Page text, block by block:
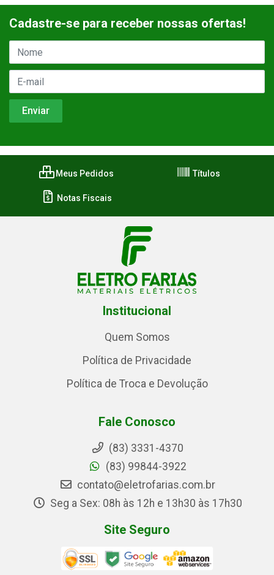
Cadastre-se para receber nossas ofertas!
Meus Pedidos Títulos
Notas Fiscais
Institucional
Quem Somos
Política de Privacidade
Política de Troca e Devolução
Fale Conosco
(83) 3331-4370
(83) 99844-3922
contato@eletrofarias.com.br
Seg a Sex: 08h às 12h e 13h30 às 17h30
Site Seguro